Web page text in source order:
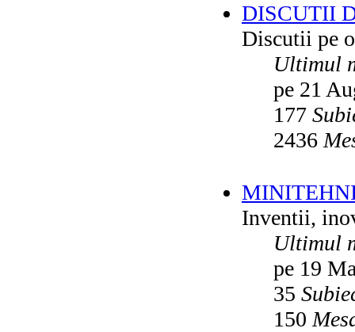
DISCUTII
Discutii pe
Ultimul
pe 21
177
2436
Inventii,
Ultimul
pe 19
35
150